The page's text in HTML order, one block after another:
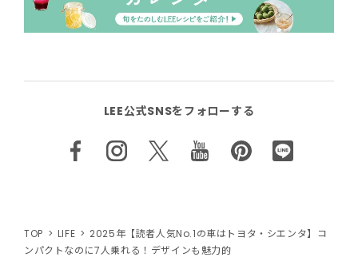
LEE公式SNSをフォローする
TOP LIFE
2025年【読者人気No.1の車はトヨタ・シエンタ】コ
ンパクトなのに7人乗れる！デザインも魅力的